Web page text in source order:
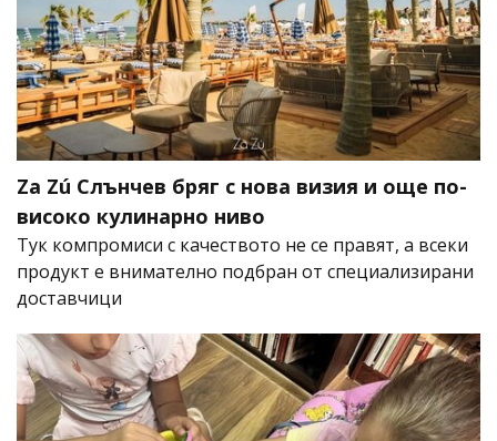
Za Zú Слънчев бряг с нова визия и още по-
високо кулинарно ниво
Тук компромиси с качеството не се правят, а всеки
продукт е внимателно подбран от специализирани
доставчици